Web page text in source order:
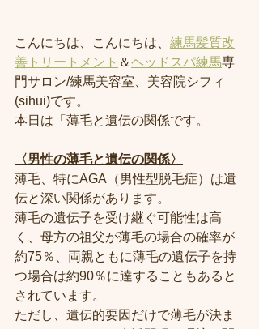
こんにちは、 こんにちは、 練馬髪質改
善トリートメント ＆ヘッドスパ練馬専
門サロン/練馬美容室、美容院シフィ
(sihui)です。
本日は「薄毛と遺伝の関係です。
〈男性の薄毛と遺伝の関係〉
薄毛、特にAGA（男性型脱毛症）は遺
伝と深い関係があります。
薄毛の遺伝子を受け継ぐ可能性は高
く、母方の祖父が薄毛の場合の確率が
約75％、両親ともに薄毛の遺伝子を持
つ場合は約90％に達することもあると
されています。
ただし、遺伝的要因だけで薄毛が決ま